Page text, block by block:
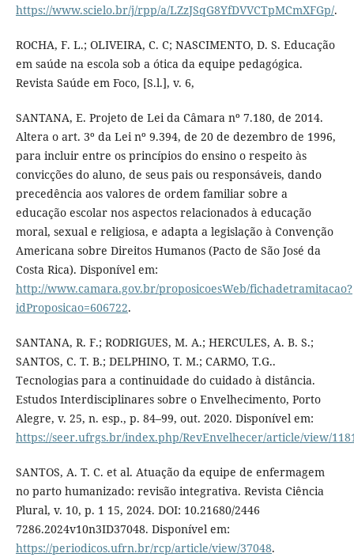
https://www.scielo.br/j/rpp/a/LZzJSqG8YfDVVCTpMCmXFGp/.
ROCHA, F. L.; OLIVEIRA, C. C; NASCIMENTO, D. S. Educação
em saúde na escola sob a ótica da equipe pedagógica.
Revista Saúde em Foco, [S.l.], v. 6,
SANTANA, E. Projeto de Lei da Câmara nº 7.180, de 2014.
Altera o art. 3º da Lei nº 9.394, de 20 de dezembro de 1996,
para incluir entre os princípios do ensino o respeito às
convicções do aluno, de seus pais ou responsáveis, dando
precedência aos valores de ordem familiar sobre a
educação escolar nos aspectos relacionados à educação
moral, sexual e religiosa, e adapta a legislação à Convenção
Americana sobre Direitos Humanos (Pacto de São José da
Costa Rica). Disponível em:
http://www.camara.gov.br/proposicoesWeb/fichadetramitacao?
idProposicao=606722.
SANTANA, R. F.; RODRIGUES, M. A.; HERCULES, A. B. S.;
SANTOS, C. T. B.; DELPHINO, T. M.; CARMO, T.G..
Tecnologias para a continuidade do cuidado à distância.
Estudos Interdisciplinares sobre o Envelhecimento, Porto
Alegre, v. 25, n. esp., p. 84–99, out. 2020. Disponível em:
https://seer.ufrgs.br/index.php/RevEnvelhecer/article/view/
SANTOS, A. T. C. et al. Atuação da equipe de enfermagem
no parto humanizado: revisão integrativa. Revista Ciência
Plural, v. 10, p. 1 15, 2024. DOI: 10.21680/2446
7286.2024v10n3ID37048. Disponível em:
https://periodicos.ufrn.br/rcp/article/view/37048.